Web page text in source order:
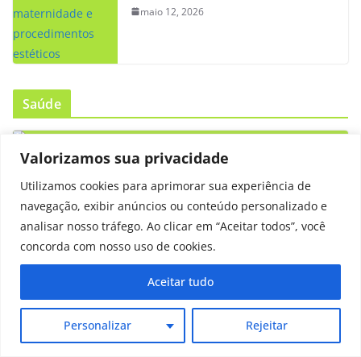
Valorizamos sua privacidade
Utilizamos cookies para aprimorar sua experiência de
navegação, exibir anúncios ou conteúdo personalizado e
analisar nosso tráfego. Ao clicar em “Aceitar todos”, você
concorda com nosso uso de cookies.
Personalizar Rejeitar
Aceitar tudo
maio 12, 2026
Saúde
Sinais do câncer de cabeça e
pescoço que você pode estar
julho 31, 2026 Natalia Castilho